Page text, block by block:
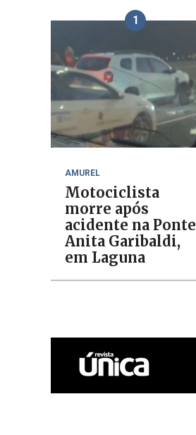
1
AMUREL
Motociclista
morre após
acidente na Ponte
Anita Garibaldi,
em Laguna